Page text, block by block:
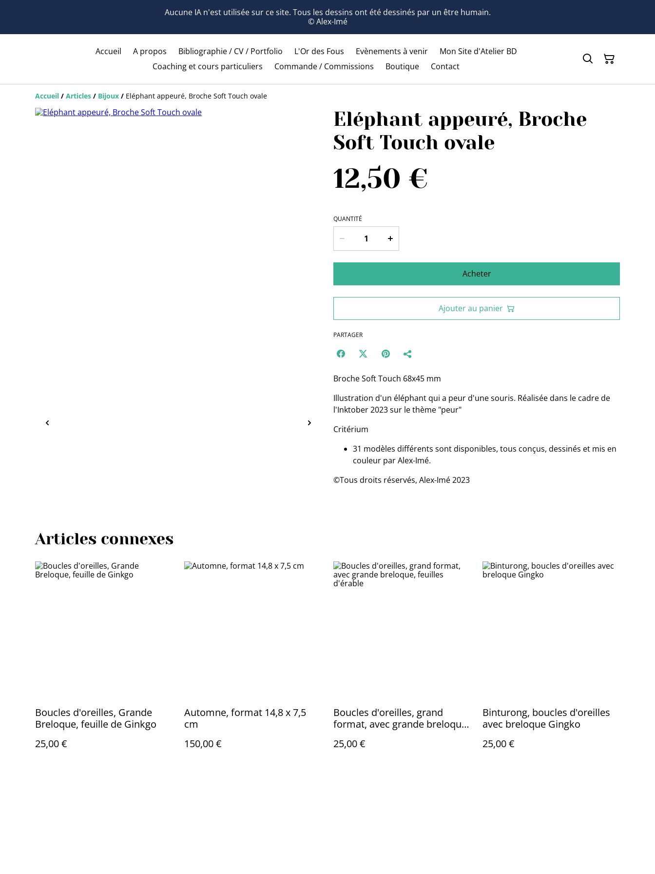
Aucune IA n'est utilisée sur ce site. Tous les dessins ont été dessinés par un être humain.
© Alex-Imé
Accueil A propos Bibliographie / CV / Portfolio L'Or des Fous Evènements à venir
Mon Site d'Atelier BD
Coaching et cours particuliers
Commande / Commissions Boutique Contact
Accueil / Articles / Bijoux / Eléphant appeuré, Broche Soft Touch ovale
Eléphant appeuré, Broche
Soft Touch ovale
12,50 €
QUANTITÉ
Acheter
Ajouter au panier
PARTAGER
Broche Soft Touch 68x45 mm
Illustration d'un éléphant qui a peur d'une souris. Réalisée dans le cadre de
l'Inktober 2023 sur le thème "peur"
Critérium
31 modèles différents sont disponibles, tous conçus, dessinés et mis en
couleur par Alex-Imé.
©Tous droits réservés, Alex-Imé 2023
Articles connexes
Boucles d'oreilles, Grande
Breloque, feuille de Ginkgo
25,00 €
Automne, format 14,8 x 7,5
cm
150,00 €
Boucles d'oreilles, grand
format, avec grande breloque,
25,00 €
Binturong, boucles d'oreilles
avec breloque Gingko
25,00 €